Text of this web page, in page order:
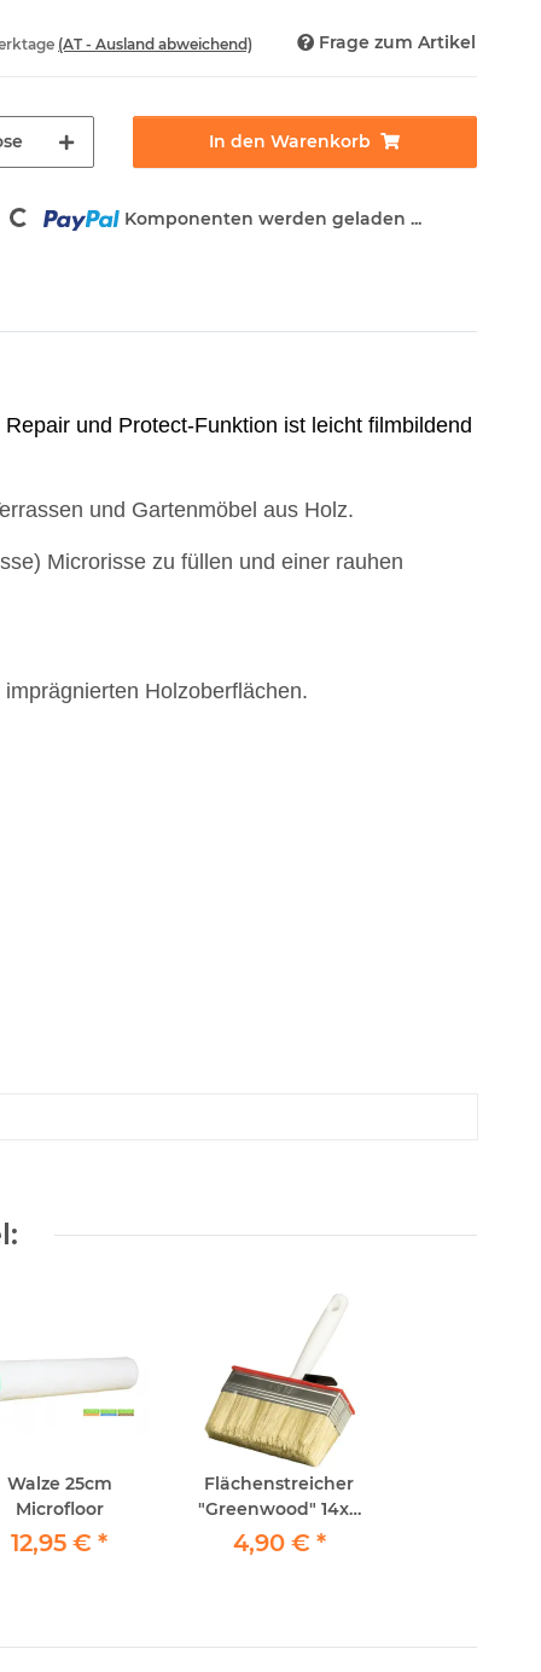
(AT - Ausland abweichend) Frage zum Artikel
In den Warenkorb
Loading... Komponenten werden geladen ...
und Protect-Funktion ist leicht filmbildend
und Gartenmöbel aus Holz.
Microrisse zu füllen und einer rauhen
Holzoberflächen.
Walze 25cm
Microfloor
12,95 € *
Flächenstreicher
"Greenwood" 14x4
helle Mischborste-
Lösungsmittelfest
4,90 € *